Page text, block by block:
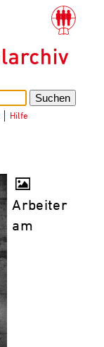
Hilfe
Arbeiter
am